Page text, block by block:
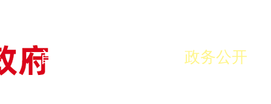
首页 政务公开